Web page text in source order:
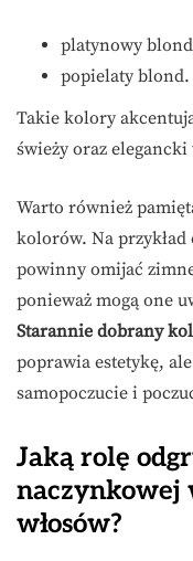
platynowy
popielaty blond.
Takie kolory
świeży oraz elegancki
Warto również
kolorów. Na przykład
powinny omijać
ponieważ mogą one
Starannie dobrany
poprawia estetykę,
samopoczucie i
Jaką rolę
naczynkowej
włosów?